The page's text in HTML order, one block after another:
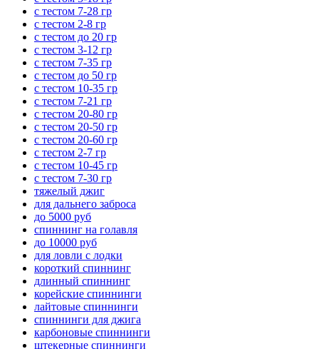
с тестом 7-28 гр
с тестом 2-8 гр
с тестом до 20 гр
с тестом 3-12 гр
с тестом 7-35 гр
с тестом до 50 гр
с тестом 10-35 гр
с тестом 7-21 гр
с тестом 20-80 гр
с тестом 20-50 гр
с тестом 20-60 гр
с тестом 2-7 гр
с тестом 10-45 гр
с тестом 7-30 гр
тяжелый джиг
для дальнего заброса
до 5000 руб
спиннинг на голавля
до 10000 руб
для ловли с лодки
короткий спиннинг
длинный спиннинг
корейские спиннинги
лайтовые спиннинги
спиннинги для джига
карбоновые спиннинги
штекерные спиннинги